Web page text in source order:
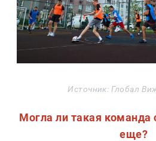
Источник: Глобал
Могла ли такая команда
еще?